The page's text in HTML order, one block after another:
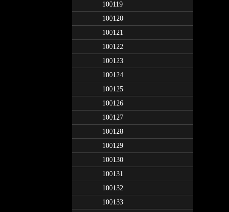
100119
100120
100121
100122
100123
100124
100125
100126
100127
100128
100129
100130
100131
100132
100133